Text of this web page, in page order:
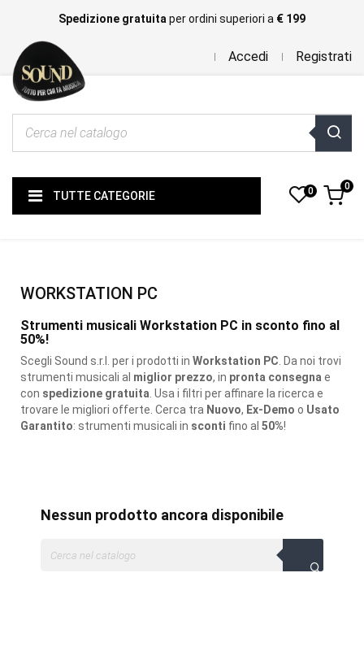
Spedizione gratuita per ordini superiori a € 199
Accedi Registrati
TUTTE CATEGORIE 0 0
WORKSTATION PC
Strumenti musicali Workstation PC in sconto fino al
50%!
Scegli Sound s.r.l. per i prodotti in Workstation PC . Da noi trovi
strumenti musicali al miglior prezzo, in pronta consegna e
con spedizione gratuita . Usa i filtri per affinare la ricerca e
trovare le migliori offerte. Cerca tra Nuovo, Ex-Demo o Usato
Garantito: strumenti musicali in sconti fino al 50%!
Nessun prodotto ancora disponibile